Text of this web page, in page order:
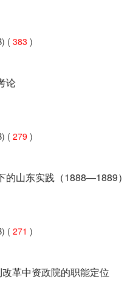
( 383 )
论
( 279 )
的山东实践（1888—1889）
( 271 )
革中资政院的职能定位